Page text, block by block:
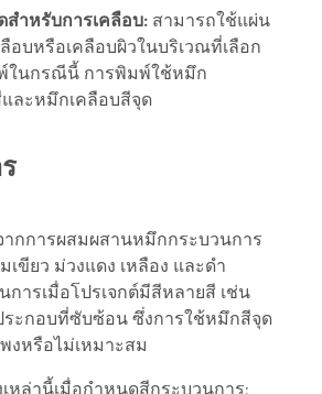
ำหรับการเคลือบ: สามารถใช้แผ่น
อบหรือเคลือบผิวในบริเวณที่เลือก
ในกรณีนี้ การพิมพ์ใช้หมึก
ละหมึกเคลือบสีจุด
ากการผสมผสานหมึกกระบวนการ
ขียว ม่วงแดง เหลือง และดำ
การเมื่อโปรเจกต์มีสีหลายสี เช่น
ะกอบที่ซับซ้อน ซึ่งการใช้หมึกสีจุด
งหรือไม่เหมาะสม
หล่านี้เมื่อกำหนดสีกระบวนการ: